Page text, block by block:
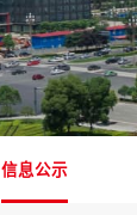
信息公示